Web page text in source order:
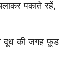
पकाते रहें,
दूध की जगह फ़ूड